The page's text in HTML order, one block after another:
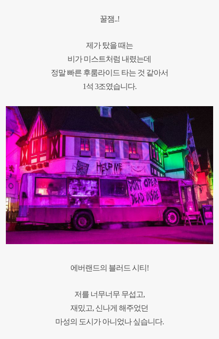
꿀잼..!
제가 탔을 때는
비가 미스트처럼 내렸는데
정말 빠른 후룸라이드 타는 것 같아서
1석 3조였습니다.
에버랜드의 블러드 시티!
저를 너무너무 무섭고,
재밌고, 신나게 해주었던
마성의 도시가 아니었나 싶습니다.